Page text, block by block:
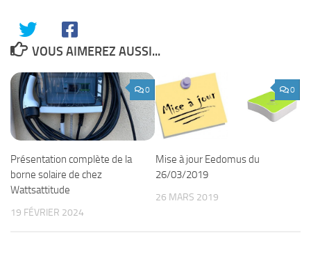
VOUS AIMEREZ AUSSI...
0
Présentation complète de la
borne solaire de chez
Wattsattitude
19 FÉVRIER 2024
0
Mise à jour Eedomus du
26/03/2019
26 MARS 2019